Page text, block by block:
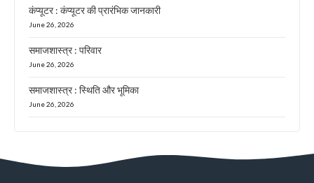
कंप्यूटर : कंप्यूटर की प्रारंभिक जानकारी
June 26, 2026
समाजशास्त्र : परिवार
June 26, 2026
समाजशास्त्र : स्थिति और भूमिका
June 26, 2026